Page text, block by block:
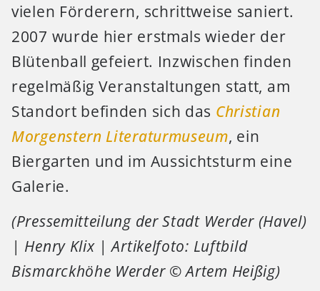
vielen Förderern, schrittweise saniert.
2007 wurde hier erstmals wieder der
Blütenball gefeiert. Inzwischen finden
regelmäßig Veranstaltungen statt, am
Standort befinden sich das Christian
Morgenstern Literaturmuseum, ein
Biergarten und im Aussichtsturm eine
Galerie.
(Pressemitteilung der Stadt Werder (Havel)
| Henry Klix | Artikelfoto: Luftbild
Bismarckhöhe Werder © Artem Heißig)